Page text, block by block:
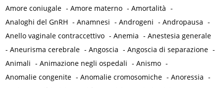
Amore coniugale -Amore materno -Amortalità -
Analoghi del GnRH -Anamnesi -Androgeni -Andropausa -
Anello vaginale contraccettivo -Anemia -Anestesia generale
-Aneurisma cerebrale -Angoscia -Angoscia di separazione -
Animali -Animazione negli ospedali -Anismo -
Anomalie congenite -Anomalie cromosomiche -Anoressia -